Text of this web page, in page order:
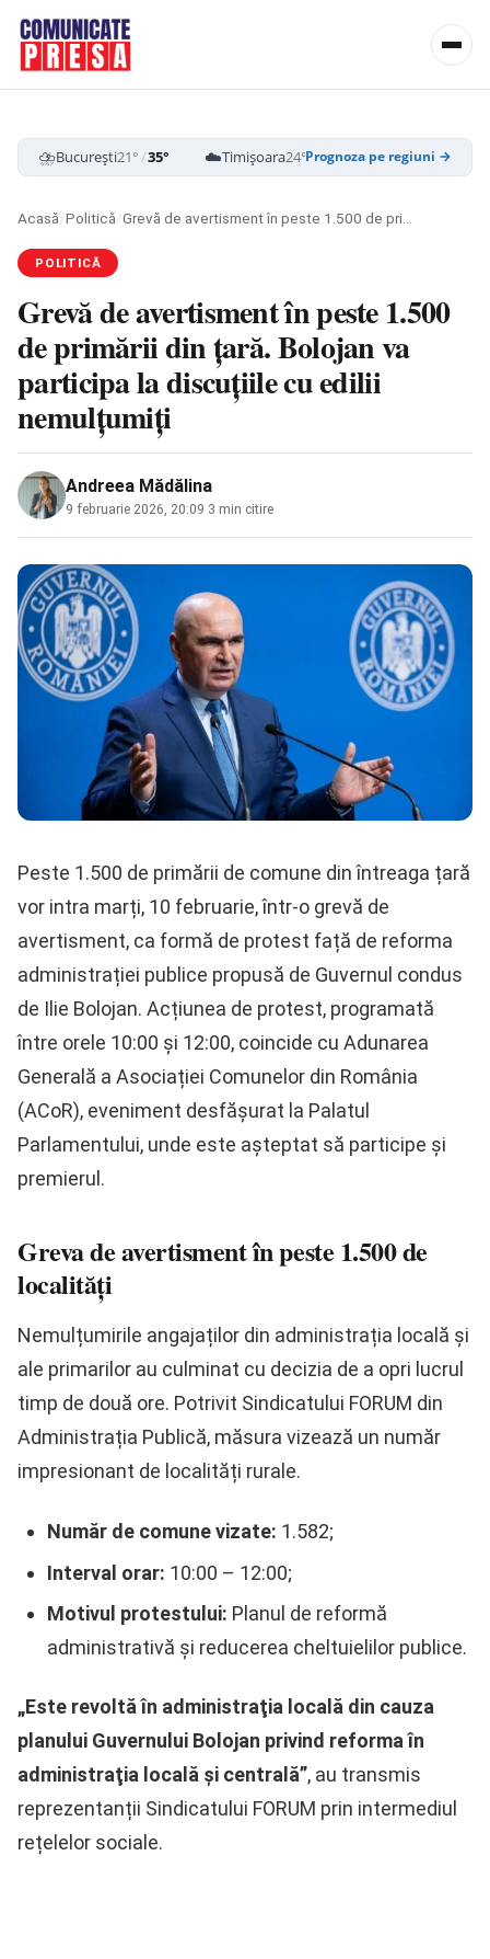
⛈️București21°/35° ☁️Timișoara24°/39° ⛈️Cluj-Napoca
Prognoza pe regiuni →
Acasă/Politică/
POLITICĂ
Grevă de avertisment în peste 1.500
de primării din ţară. Bolojan va
participa la discuţiile cu edilii
nemulțumiți
Andreea Mădălina
9 februarie 2026, 20:09 3 min citire
Peste 1.500 de primării de comune din întreaga țară
vor intra marți, 10 februarie, într-o grevă de
avertisment, ca formă de protest față de reforma
administrației publice propusă de Guvernul condus
de Ilie Bolojan. Acțiunea de protest, programată
între orele 10:00 și 12:00, coincide cu Adunarea
Generală a Asociației Comunelor din România
(ACoR), eveniment desfășurat la Palatul
Parlamentului, unde este așteptat să participe și
premierul.
Greva de avertisment în peste 1.500 de
localități
Nemulțumirile angajaților din administrația locală și
ale primarilor au culminat cu decizia de a opri lucrul
timp de două ore. Potrivit Sindicatului FORUM din
Administrația Publică, măsura vizează un număr
impresionant de localități rurale.
Număr de comune vizate: 1.582;
Interval orar: 10:00 – 12:00;
Motivul protestului: Planul de reformă
administrativă și reducerea cheltuielilor publice.
„Este revoltă în administraţia locală din cauza
planului Guvernului Bolojan privind reforma în
administraţia locală şi centrală”, au transmis
reprezentanții Sindicatului FORUM prin intermediul
rețelelor sociale.